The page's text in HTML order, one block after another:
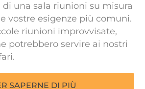
una sala riunioni su misura
vostre esigenze più comuni.
riunioni improvvisate,
potrebbero servire ai nostri
SAPERNE DI PIÙ